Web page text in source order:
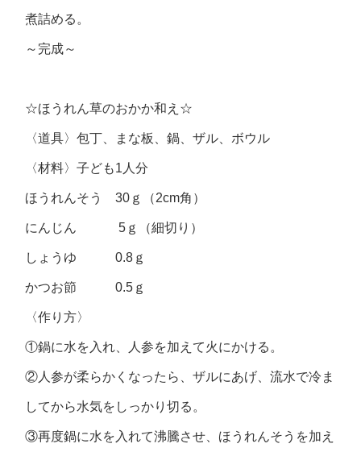
煮詰める。
～完成～
☆ほうれん草のおかか和え☆
〈道具〉包丁、まな板、鍋、ザル、ボウル
〈材料〉子ども1人分
ほうれんそう 30ｇ（2cm角）
にんじん 5ｇ（細切り）
しょうゆ 0.8ｇ
かつお節 0.5ｇ
〈作り方〉
①鍋に水を入れ、人参を加えて火にかける。
②人参が柔らかくなったら、ザルにあげ、流水で冷ま
してから水気をしっかり切る。
③再度鍋に水を入れて沸騰させ、ほうれんそうを加え